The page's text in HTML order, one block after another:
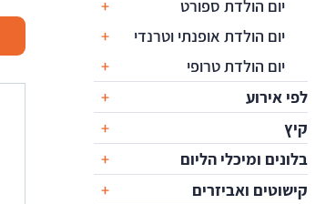
יום הולדת ספורט
יום הולדת אופנתי וטרנדי
יום הולדת טרופי
לפי אירוע
קיץ
בלונים ומיכלי הליום
קישוטים ואביזרים